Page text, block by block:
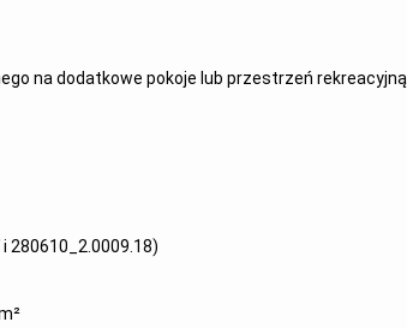
na dodatkowe pokoje lub przestrzeń rekreacyjną.
280610_2.0009.18)